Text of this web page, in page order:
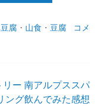
腐 ・ 山食 ・ 豆腐
コメ
リー 南アルプススパ
ング飲んでみた感想